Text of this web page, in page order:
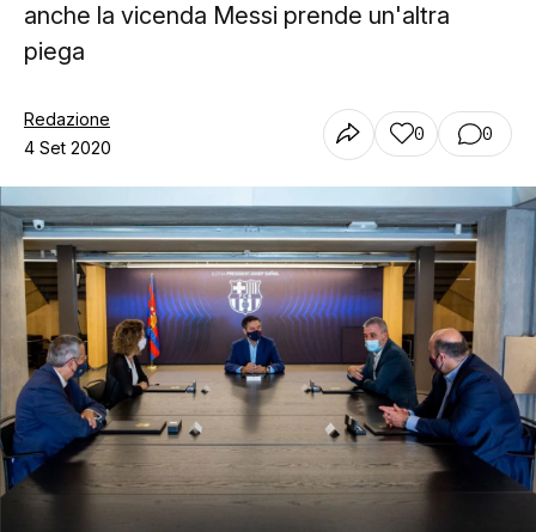
Contatti
anche la vicenda Messi prende un'altra
piega
Redazione
4 Set 2020
0 0